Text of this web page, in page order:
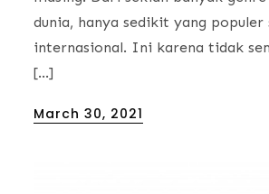
dunia, hanya sedikit yang populer
internasional. Ini karena tidak
[…]
Posted
March 30, 2021